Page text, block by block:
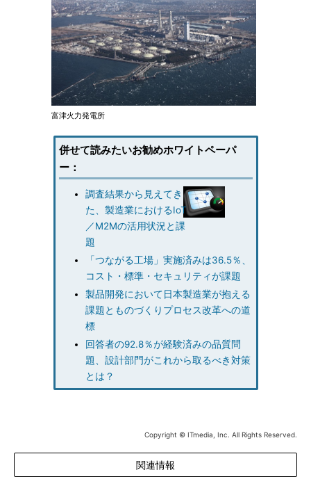
富津火力発電所
併せて読みたいお勧めホワイトペーパ
ー：
調査結果から見えてき
た、製造業におけるIoT
／M2Mの活用状況と課
題
「つながる工場」実施済みは36.5％、
コスト・標準・セキュリティが課題
製品開発において日本製造業が抱える
課題とものづくりプロセス改革への道
標
回答者の92.8％が経験済みの品質問
題、設計部門がこれから取るべき対策
とは？
Copyright © ITmedia, Inc. All Rights Reserved.
関連情報